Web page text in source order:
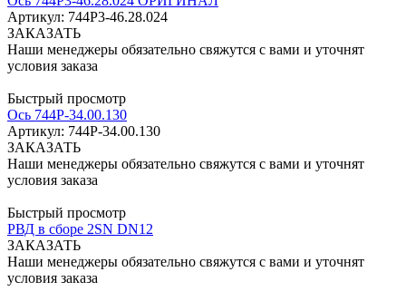
Артикул: 744Р3-46.28.024
ЗАКАЗАТЬ
Наши менеджеры обязательно свяжутся с вами и уточнят
условия заказа
Быстрый просмотр
Ось 744Р-34.00.130
Артикул: 744Р-34.00.130
ЗАКАЗАТЬ
Наши менеджеры обязательно свяжутся с вами и уточнят
условия заказа
Быстрый просмотр
РВД в сборе 2SN DN12
ЗАКАЗАТЬ
Наши менеджеры обязательно свяжутся с вами и уточнят
условия заказа